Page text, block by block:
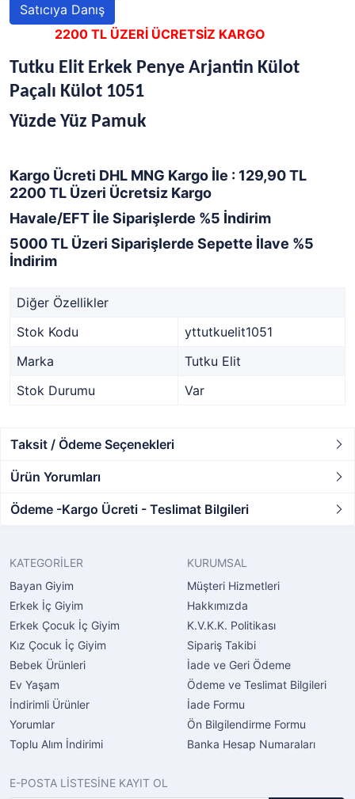
Satıcıya Danış
2200 TL ÜZERİ ÜCRETSİZ KARGO
Tutku Elit Erkek Penye Arjantin Külot
Paçalı Külot 1051
Yüzde Yüz Pamuk
Kargo Ücreti DHL MNG Kargo İle : 129,90 TL
2200 TL Üzeri Ücretsiz Kargo
Havale/EFT İle Siparişlerde %5 İndirim
5000 TL Üzeri Siparişlerde Sepette İlave %5
İndirim
Diğer Özellikler
Stok Kodu
yttutkuelit1051
Marka
Tutku Elit
Stok Durumu
Var
Taksit / Ödeme Seçenekleri
Ürün Yorumları
Ödeme -Kargo Ücreti - Teslimat Bilgileri
KATEGORİLER
Bayan Giyim
Erkek İç Giyim
Erkek Çocuk İç Giyim
Kız Çocuk İç Giyim
Bebek Ürünleri
Ev Yaşam
İndirimli Ürünler
Yorumlar
Toplu Alım İndirimi
KURUMSAL
Müşteri Hizmetleri
Hakkımızda
K.V.K.K. Politikası
Sipariş Takibi
İade ve Geri Ödeme
Ödeme ve Teslimat Bilgileri
İade Formu
Ön Bilgilendirme Formu
Banka Hesap Numaraları
E-POSTA LİSTESİNE KAYIT OL